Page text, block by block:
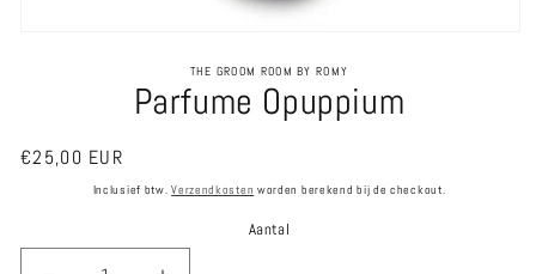
THE GROOM ROOM BY ROMY
Parfume Opuppium
Normale
€25,00 EUR
Inclusief btw.Verzendkosten worden berekend bij de checkout.
Aantal